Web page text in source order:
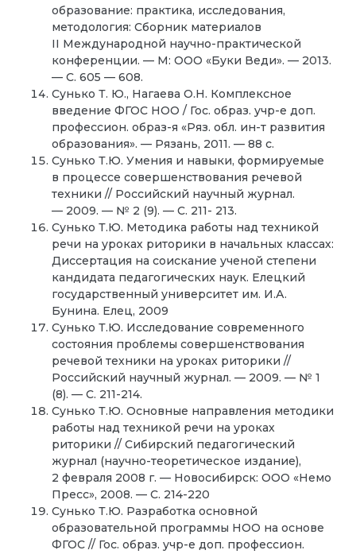
образование: практика, исследования,
методология: Сборник материалов
II Международной научно-практической
конференции. — М: ООО «Буки Веди». — 2013.
— С. 605 — 608.
Сунько Т. Ю., Нагаева О.Н. Комплексное
введение ФГОС НОО / Гос. образ. учр-е доп.
профессион. образ-я «Ряз. обл. ин-т развития
образования». — Рязань, 2011. — 88 с.
Сунько Т.Ю. Умения и навыки, формируемые
в процессе совершенствования речевой
техники // Российский научный журнал.
— 2009. — № 2 (9). — С. 211- 213.
Сунько Т.Ю. Методика работы над техникой
речи на уроках риторики в начальных классах:
Диссертация на соискание ученой степени
кандидата педагогических наук. Елецкий
государственный университет им. И.А.
Бунина. Елец, 2009
Сунько Т.Ю. Исследование современного
состояния проблемы совершенствования
речевой техники на уроках риторики //
Российский научный журнал. — 2009. — № 1
(8). — С. 211-214.
Сунько Т.Ю. Основные направления методики
работы над техникой речи на уроках
риторики // Сибирский педагогический
журнал (научно-теоретическое издание),
2 февраля 2008 г. — Новосибирск: ООО «Немо
Пресс», 2008. — С. 214-220
Сунько Т.Ю. Разработка основной
образовательной программы НОО на основе
ФГОС // Гос. образ. учр-е доп. профессион.